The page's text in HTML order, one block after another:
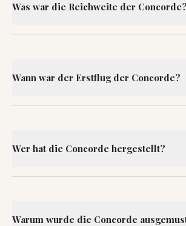
Was war die Reichweite der Concorde?
Wann war der Erstflug der Concorde?
Wer hat die Concorde hergestellt?
Warum wurde die Concorde